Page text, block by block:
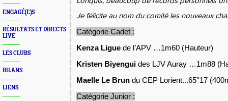
ENGAGÉ(E)S
RÉSULTATS ET DIRECTS
LIVE
LES CLUBS
BILANS
LIENS
Je félicite au nom du comité les nouveaux
Catégorie Cadet :
Kenza Ligue de l’APV …1m60 (Hauteur)
Kristen Biyengui des LJV Auray …1m88
Maelle Le Brun du CEP Lorient...65''17
Catégorie Junior :